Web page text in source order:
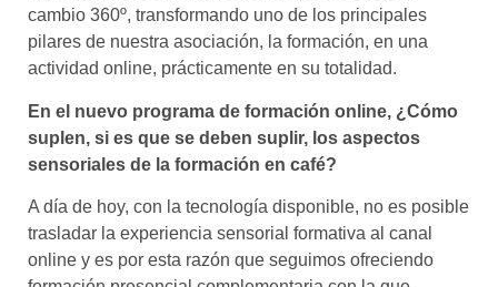
cambio 360º, transformando uno de los principales
pilares de nuestra asociación, la formación, en una
actividad online, prácticamente en su totalidad.
En el nuevo programa de formación online, ¿Cómo
suplen, si es que se deben suplir, los aspectos
sensoriales de la formación en café?
A día de hoy, con la tecnología disponible, no es posible
trasladar la experiencia sensorial formativa al canal
online y es por esta razón que seguimos ofreciendo